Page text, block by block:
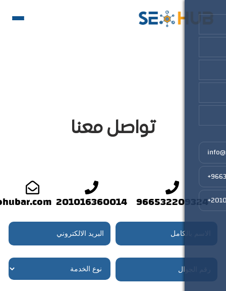
تواصل معنا
201016360014
info@seohubar.com